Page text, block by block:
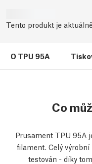
Tento produkt je
O TPU 95A
Co
Prusament TPU 95A
filament. Celý
testován - díky